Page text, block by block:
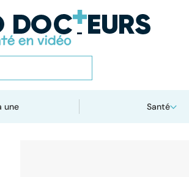
une Santé